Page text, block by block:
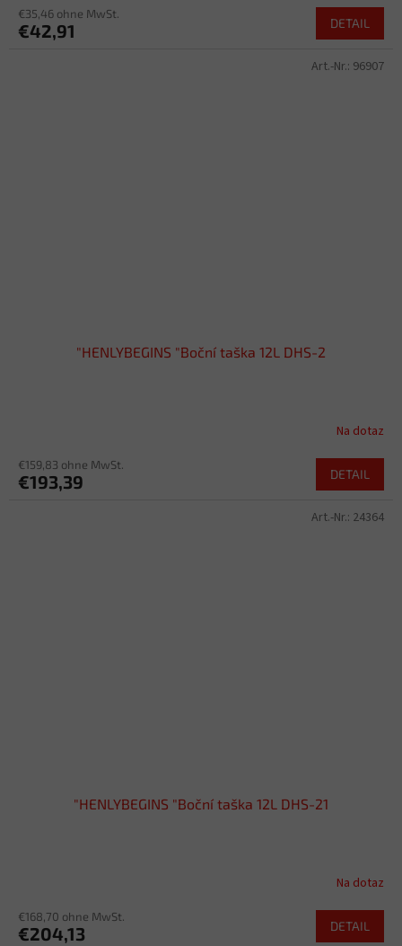
€35,46 ohne MwSt.
€42,91 DETAIL
"HENLYBEGINS "Boční taška 12L DHS-2
Na dotaz
€159,83 ohne MwSt.
€193,39 DETAIL
Art.-Nr.: 96907
"HENLYBEGINS "Boční taška 12L DHS-21
Na dotaz
€168,70 ohne MwSt.
€204,13 DETAIL
Art.-Nr.: 24364